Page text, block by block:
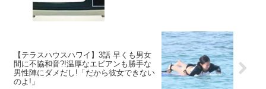
【テラスハウスハワイ】3話 早くも男女
間に不協和音?!温厚なエビアンも勝手な
男性陣にダメだし!「だから彼女できない
のよ!」